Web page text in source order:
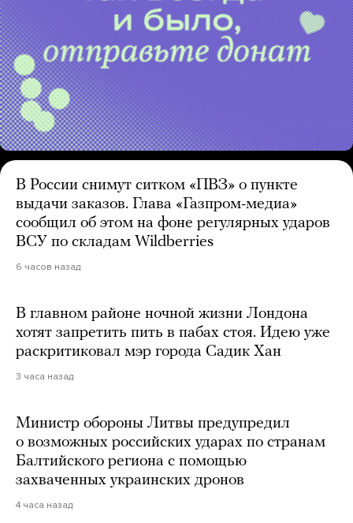
В России снимут ситком «ПВЗ» о пункте
выдачи заказов. Глава «Газпром-медиа»
сообщил об этом на фоне регулярных ударов
ВСУ по складам Wildberries
6 часов назад
В главном районе ночной жизни Лондона
хотят запретить пить в пабах стоя. Идею уже
раскритиковал мэр города Садик Хан
3 часа назад
Министр обороны Литвы предупредил
о возможных российских ударах по странам
Балтийского региона с помощью
захваченных украинских дронов
4 часа назад